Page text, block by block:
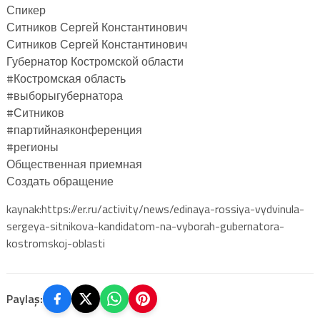
Спикер
Ситников Сергей Константинович
Ситников Сергей Константинович
Губернатор Костромской области
#Костромская область
#выборыгубернатора
#Ситников
#партийнаяконференция
#регионы
Общественная приемная
Создать обращение
kaynak:https://er.ru/activity/news/edinaya-rossiya-vydvinula-
sergeya-sitnikova-kandidatom-na-vyborah-gubernatora-
kostromskoj-oblasti
Paylaş: